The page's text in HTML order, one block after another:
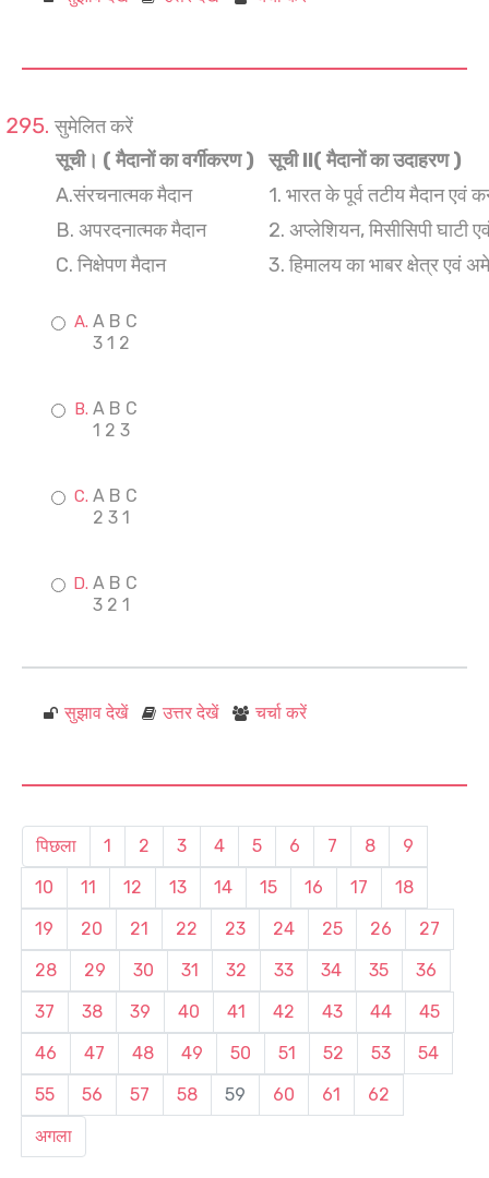
सुमेलित करें
सूची। ( मैदानों का वर्गीकरण )
सूची ll( मैदानों का उदाहरण )
A.संरचनात्मक मैदान
1. भारत के पूर्व तटीय मैदान एवं
B. अपरदनात्मक मैदान
2. अप्लेशियन, मिसीसिपी घाटी
C. निक्षेपण मैदान
3. हिमालय का भाबर क्षेत्र एवं
A B C
3 1 2
A B C
1 2 3
A B C
2 3 1
A B C
3 2 1
सुझाव देखें उत्तर देखें चर्चा करें
पिछला 1 2 3 4 5 6 7 8
9
10
11 12 13 14 15 16 17
18
19
20 21 22 23 24 25 26
27
28
29 30 31 32 33 34 35
36
37
38 39 40 41 42 43 44
45
46
47 48 49 50 51 52 53
54
55
56 57 58 59 60 61
62
अगला